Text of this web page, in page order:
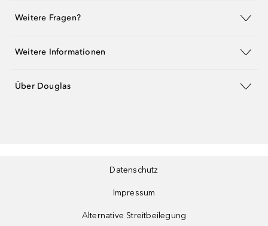
Weitere Fragen?
Weitere Informationen
Über Douglas
Datenschutz
Impressum
Alternative Streitbeilegung